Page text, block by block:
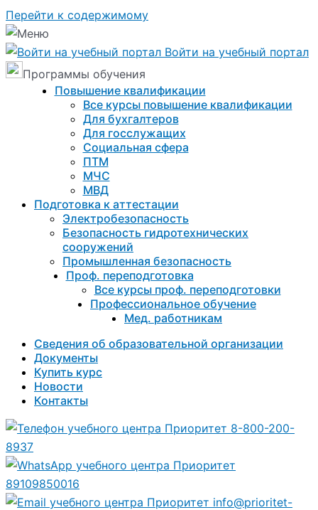
Перейти к содержимому
Войти на учебный портал
Программы обучения
Повышение квалификации
Все курсы повышение квалификации
Для бухгалтеров
Для госслужащих
Социальная сфера
ПТМ
МЧС
МВД
Подготовка к aттестации
Электробезопасность
Безопасность гидротехнических
сооружений
Промышленная безопасность
Проф. переподготовка
Все курсы проф. переподготовки
Профессиональное обучение
Мед. работникам
Сведения об образовательной организации
Документы
Купить курс
Новости
Контакты
8-800-200-
8937
89109850016
info@prioritet-